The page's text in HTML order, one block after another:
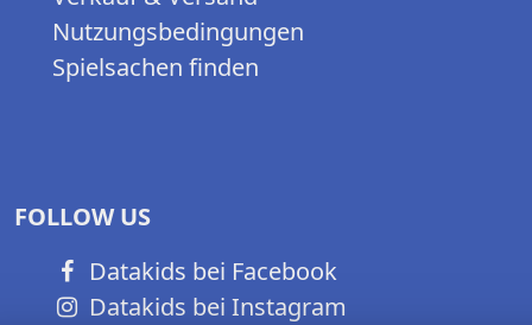
Nutzungsbedingungen
Spielsachen finden
FOLLOW US
Datakids bei Facebook
Datakids bei Instagram